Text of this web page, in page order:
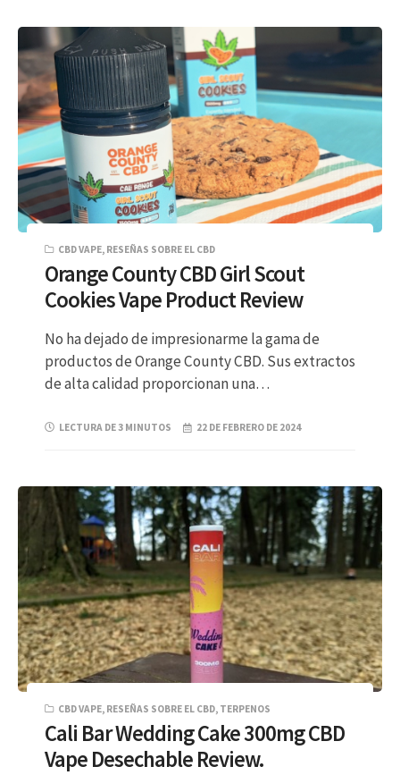
CBD VAPE, RESEÑAS SOBRE EL CBD
Orange County CBD Girl Scout
Cookies Vape Product Review
No ha dejado de impresionarme la gama de
productos de Orange County CBD. Sus extractos
de alta calidad proporcionan una…
LECTURA DE 3 MINUTOS 22 DE FEBRERO DE 2024
CBD VAPE, RESEÑAS SOBRE EL CBD, TERPENOS
Cali Bar Wedding Cake 300mg CBD
Vape Desechable Review.